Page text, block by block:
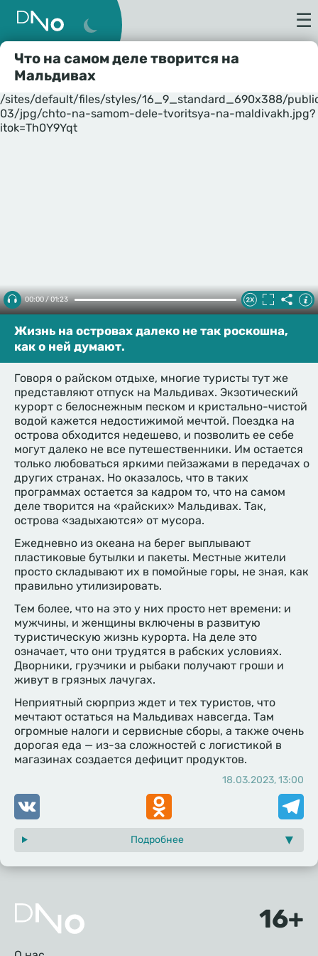
☰
Что на самом деле творится на
Мальдивах
/sites/default/files/styles/16_9_standard_690x388/
03/jpg/chto-na-samom-dele-tvoritsya-na-maldivakh.jpg?
itok=Th0Y9Yqt
00:00 / 01:23
Жизнь на островах далеко не так роскошна,
как о ней думают.
Говоря о райском отдыхе, многие туристы тут же
представляют отпуск на Мальдивах. Экзотический
курорт с белоснежным песком и кристально-чистой
водой кажется недостижимой мечтой. Поездка на
острова обходится недешево, и позволить ее себе
могут далеко не все путешественники. Им остается
только любоваться яркими пейзажами в передачах о
других странах. Но оказалось, что в таких
программах остается за кадром то, что на самом
деле творится на «райских» Мальдивах. Так,
острова «задыхаются» от мусора.
Ежедневно из океана на берег выплывают
пластиковые бутылки и пакеты. Местные жители
просто складывают их в помойные горы, не зная, как
правильно утилизировать.
Тем более, что на это у них просто нет времени: и
мужчины, и женщины включены в развитую
туристическую жизнь курорта. На деле это
означает, что они трудятся в рабских условиях.
Дворники, грузчики и рыбаки получают гроши и
живут в грязных лачугах.
Неприятный сюрприз ждет и тех туристов, что
мечтают остаться на Мальдивах навсегда. Там
огромные налоги и сервисные сборы, а также очень
дорогая еда — из-за сложностей с логистикой в
магазинах создается дефицит продуктов.
18.03.2023, 13:00
VK Odnoklassniki
Подробнее
Подвал